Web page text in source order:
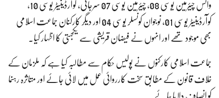
وائس چیئرمین یوسی 08، چیئرمین یوسی 07 سرجانی، کوآرڈینیٹر یوسی 10،
کوآرڈینیٹر یوسی 01، نوجوان کونسلر یوسی 04 اور دیگر کارکنان جماعت اسلامی
بھی موجود تھے اور انہوں نے فیضان قریشی سے یکجہتی کا اظہار کیا۔
جماعت اسلامی کارکنوں نے پولیس حکام سے مطالبہ کیا ہے کہ ملزمان کے
خلاف قانون کے مطابق سخت کارروائی عمل میں لائی جائے اور متاثرہ رہنما
کو انصاف دلایا جائے۔